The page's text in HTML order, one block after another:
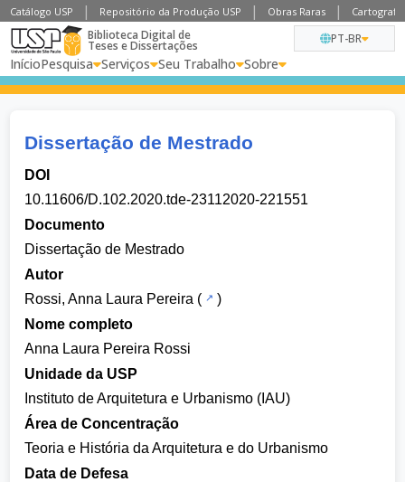
Catálogo USP Repositório da Produção USP Obras Raras
Biblioteca Digital de
Teses e Dissertações
InícioPesquisa Serviços Seu Trabalho Sobre
PT-BR
Dissertação de Mestrado
DOI
10.11606/D.102.2020.tde-23112020-221551
Documento
Dissertação de Mestrado
Autor
Rossi, Anna Laura Pereira (
)
Nome completo
Anna Laura Pereira Rossi
Unidade da USP
Instituto de Arquitetura e Urbanismo (IAU)
Área de Concentração
Teoria e História da Arquitetura e do Urbanismo
Data de Defesa